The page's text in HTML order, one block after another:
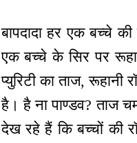
बापदादा हर एक बच्चे
एक बच्चे के सिर पर
प्युरिटी का ताज, रूहानी
है। है ना पाण्डव? ताज
देख रहे हैं कि बच्चों की